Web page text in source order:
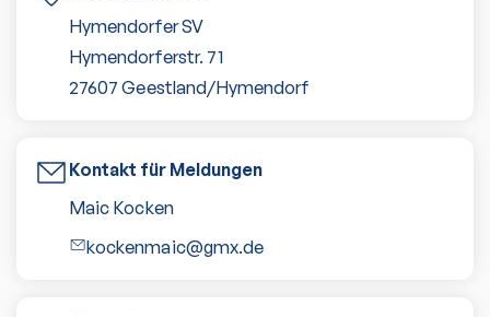
Hymendorfer SV
Hymendorferstr. 71
27607 Geestland/Hymendorf
Kontakt für Meldungen
Maic Kocken
kockenmaic@gmx.de